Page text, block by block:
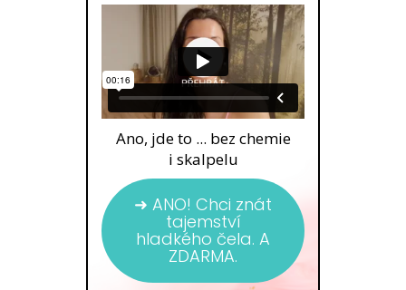
Ano, jde to ... bez chemie
i skalpelu
➜ ANO! Chci znát
tajemství
hladkého čela. A
ZDARMA.